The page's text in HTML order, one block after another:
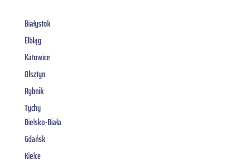
Białystok
Elbląg
Katowice
Olsztyn
Rybnik
Tychy
Bielsko-Biała
Gdańsk
Kielce